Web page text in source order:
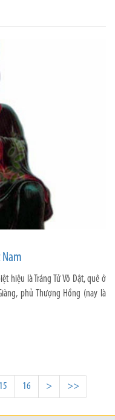
Nam
hiệu là Tráng Tử Vô Dật, quê ở
phủ Thượng Hồng (nay là
15 16 > >>